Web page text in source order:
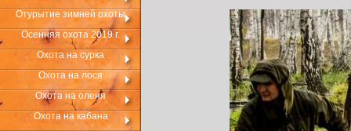
Отурытие зимней охоты
Осенняя охота 2019 г.
Охота на сурка
Охота на лося
Охота на оленя
Охота на кабана